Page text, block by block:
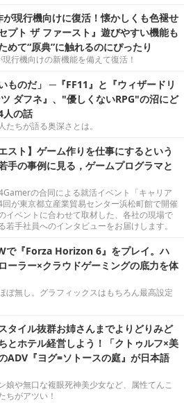
が現行機向けに復活！懐かしくも色褪せ
プト ザ ファースト』遊びやすい機能も
めて“原典”に触れるのにぴったり
行機向けの新機能を備えて復活！
ものだ」 ─『FF11』と『ウィザードリ
ダフネ』、"優しくないRPG"の沼にど
人の話
たちが語る奥深さとは。
スト】ゲーム作りを仕事にするという
手の事例に見る，ゲームプログラマと
の合同による就活イベント「キャリア
が東京都立産業貿易センター浜松町館で開催
イベントに合わせて取材した、各社の現場で
若手社員へのインタビューをお届けします。
で『Forza Horizon 6』をプレイ。ハ
ーラー×クラウドゲーミングの底力を体
ぼ無し。グラフィックスはもちろん最高設定
タイル抜群お姉さんまでよりどりみど
とホテル経営しよう！「クトゥルフ×美
ADV『ヨグ=ソトースの庭』が日本語
娘や無口な複眼死神美少女など、属性てんこ
ちがアツい！